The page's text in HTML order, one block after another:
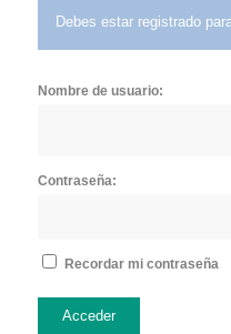
Debes estar registrado
Nombre de usuario:
Contraseña:
Recordar mi contraseña
Acceder